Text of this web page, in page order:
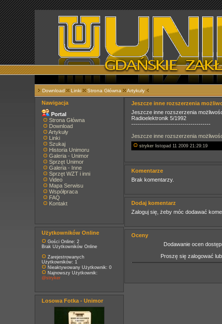
Download Linki Strona Główna Artykuły
Nawigacja
Portal
Strona Główna
Download
Artykuły
Linki
Szukaj
Historia Unimoru
Galeria - Unimor
Sprzęt Unimor
Galeria - Inne
Sprzęt WZT i inni
Video
Mapa Serwisu
Współpraca
FAQ
Kontakt
Użytkowników Online
Gości Online: 2
Brak Użytkowników Online
Zarejestrowanych
Użytkowników: 1
Nieaktywowany Użytkownik: 0
Najnowszy Użytkownik:
@stryker
Losowa Fotka - Unimor
Jeszcze inne rozszerzenia
Jeszcze inne rozszerzenia
Radioelektronik 5/1992
----------------------------------------
Jeszcze inne rozszerzenia
stryker listopad 11 2009 21:29:19
Komentarze
Brak komentarzy.
Dodaj komentarz
Zaloguj się, żeby móc dodawać
Oceny
Dodawanie ocen
Proszę się zalogować